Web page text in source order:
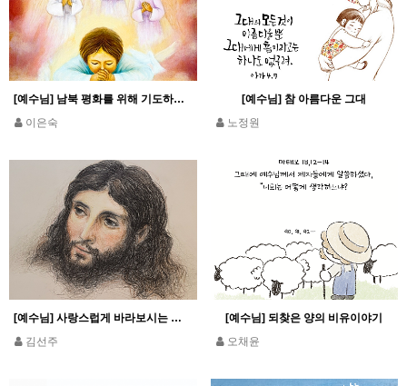
[예수님] 남북 평화를 위해 기도하는 소년 예수님
이은숙
[예수님] 참 아름다운 그대
노정원
[예수님] 사랑스럽게 바라보시는 예수님
김선주
[예수님] 되찾은 양의 비유이야기
오채윤